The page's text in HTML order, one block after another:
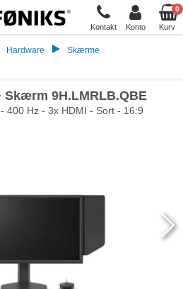
Kontakt Konto
0
Kurv
Hardware
Skærme
Skærm 9H.LMRLB.QBE
400 Hz - 3x HDMI - Sort - 16:9